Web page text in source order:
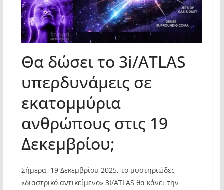
Θα δώσει το 3i/ATLAS
υπερδυνάμεις σε
εκατομμύρια
ανθρώπους στις 19
Δεκεμβρίου;
Σήμερα, 19 Δεκεμβρίου 2025, το μυστηριώδες
«διαστρικό αντικείμενο» 3I/ATLAS θα κάνει την